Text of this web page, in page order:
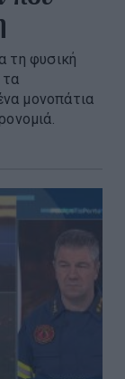
τη φυσική
τα
μονοπάτια